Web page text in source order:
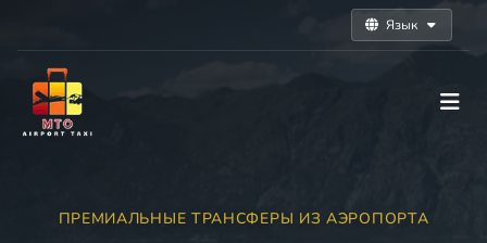
Язык
ПРЕМИАЛЬНЫЕ ТРАНСФЕРЫ ИЗ АЭРОПОРТА